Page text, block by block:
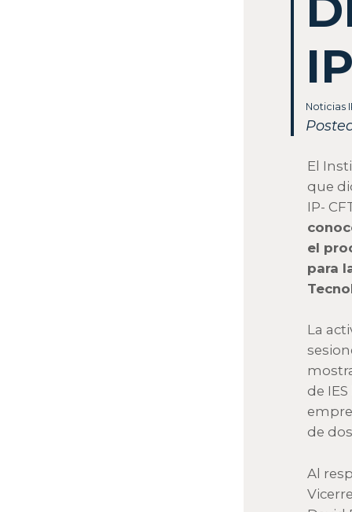
Noticias
El
que
IP-
el
para
La
de
de
Al